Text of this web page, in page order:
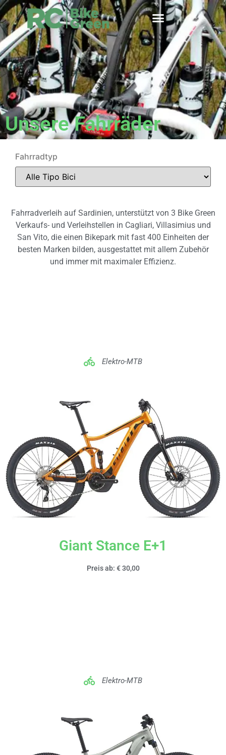
Unsere Fahrräder
Fahrradtyp
Fahrradverleih auf Sardinien, unterstützt von 3 Bike Green
Verkaufs- und Verleihstellen in Cagliari, Villasimius und
San Vito, die einen Bikepark mit fast 400 Einheiten der
besten Marken bilden, ausgestattet mit allem Zubehör
und immer mit maximaler Effizienz.
Elektro-MTB
Giant Stance E+1
Preis ab: € 30,00
Elektro-MTB